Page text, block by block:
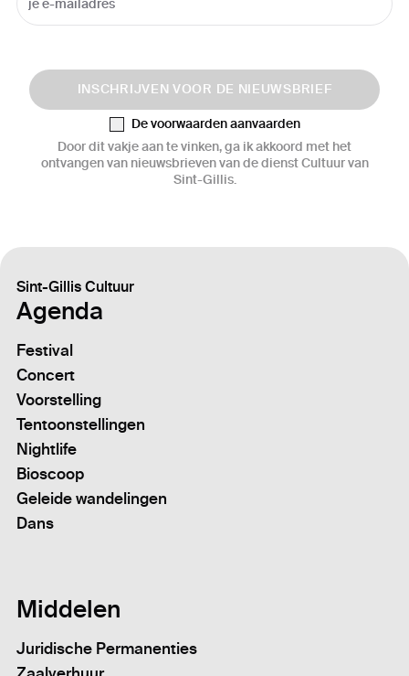
INSCHRIJVEN VOOR DE NIEUWSBRIEF
De voorwaarden aanvaarden
Door dit vakje aan te vinken, ga ik akkoord met het
ontvangen van nieuwsbrieven van de dienst Cultuur van
Sint-Gillis.
Sint-Gillis Cultuur
Agenda
Festival
Concert
Voorstelling
Tentoonstellingen
Nightlife
Bioscoop
Geleide wandelingen
Dans
Middelen
Juridische Permanenties